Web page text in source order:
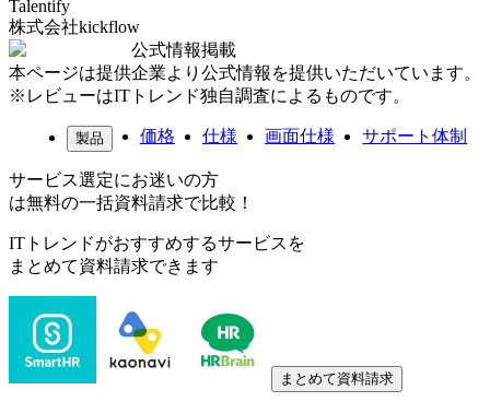
Talentify
株式会社kickflow
公式情報掲載
本ページは提供企業より公式情報を提供いただいています。
※レビューはITトレンド独自調査によるものです。
製品 価格 仕様 画面仕様 サポート体制
サービス選定にお迷いの方
は無料の一括資料請求で比較！
ITトレンドがおすすめするサービスを
まとめて資料請求できます
まとめて資料請求